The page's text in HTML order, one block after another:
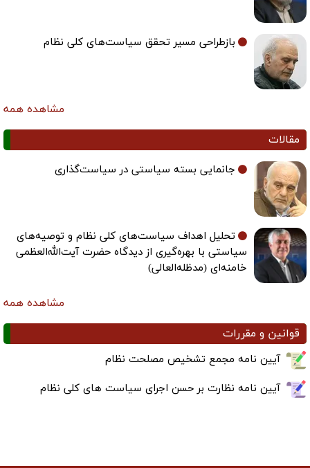
بازطراحی مسیر تحقق سیاست‌های کلی نظام
مشاهده همه
مقالات
جانمایی بسته سیاستی در سیاست‌گذاری
تحلیل اهداف سیاست‌های کلی نظام و توصیه‌های
سیاستی با بهره‌گیری از دیدگاه حضرت آیت‌الله‌العظمی
خامنه‌ای (مدظله‌العالی)
مشاهده همه
قوانین و مقررات
آیین نامه مجمع تشخیص مصلحت نظام
آیین نامه نظارت بر حسن اجرای سیاست های کلی نظام